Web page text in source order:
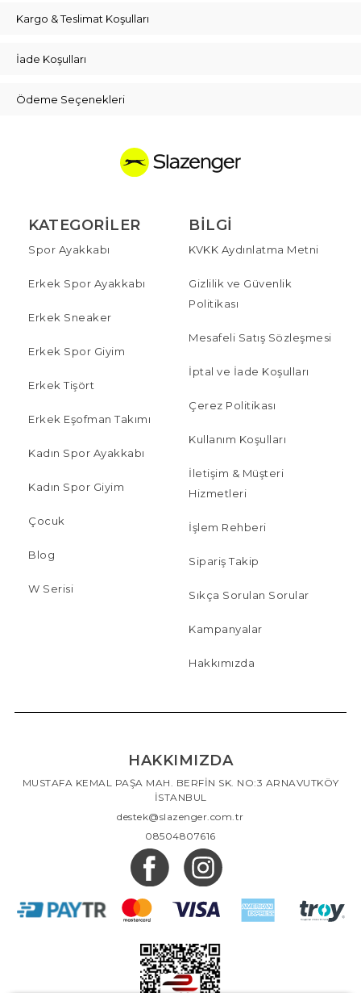
Kargo & Teslimat Koşulları
İade Koşulları
Ödeme Seçenekleri
KATEGORILER
Spor Ayakkabı
Erkek Spor Ayakkabı
Erkek Sneaker
Erkek Spor Giyim
Erkek Tişört
Erkek Eşofman Takımı
Kadın Spor Ayakkabı
Kadın Spor Giyim
Çocuk
Blog
W Serisi
BILGI
KVKK Aydınlatma Metni
Gizlilik ve Güvenlik
Politikası
Mesafeli Satış Sözleşmesi
İptal ve İade Koşulları
Çerez Politikası
Kullanım Koşulları
İletişim & Müşteri
Hizmetleri
İşlem Rehberi
Sipariş Takip
Sıkça Sorulan Sorular
Kampanyalar
Hakkımızda
HAKKIMIZDA
MUSTAFA KEMAL PAŞA MAH. BERFİN SK. NO:3 ARNAVUTKÖY
İSTANBUL
destek@slazenger.com.tr
08504807616